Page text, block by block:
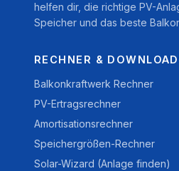
helfen dir, die richtige PV-
Speicher und das beste
RECHNER &
Balkonkraftwerk Rechner
PV-Ertragsrechner
Amortisationsrechner
Speichergrößen-Rechner
Solar-Wizard (Anlage finden)